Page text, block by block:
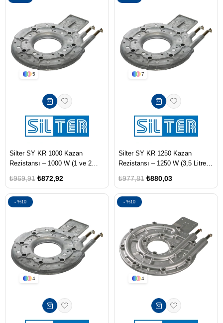
5
Silter SY KR 1000 Kazan
Rezistansı – 1000 W (1 ve 2
₺872,92
₺969,91
7
Silter SY KR 1250 Kazan
Rezistansı – 1250 W (3,5 Litre
Kazanları İçin)
₺880,03
₺977,81
4
%10
4
%10